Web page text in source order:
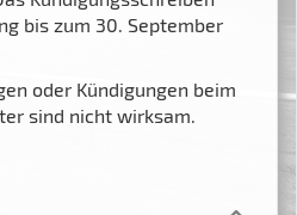
bis zum 30. September
oder Kündigungen beim
sind nicht wirksam.